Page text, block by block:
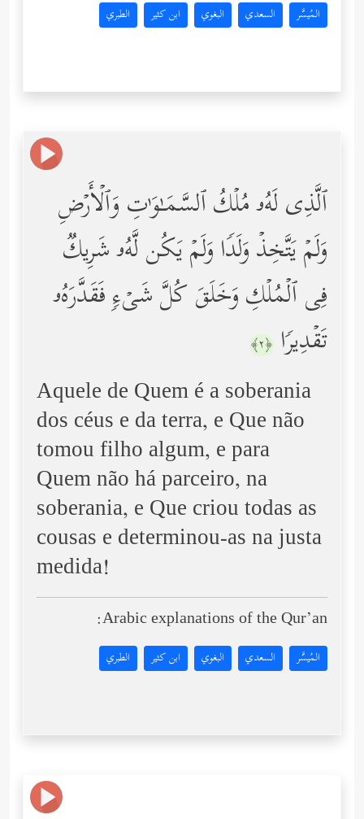
المُيسَّر السعدي البغوي ابن كثير الطبري
ٱلَّذِی لَهُۥ مُلۡكُ ٱلسَّمَـٰوَ ٰ⁠تِ وَٱلۡأَرۡضِ
وَلَمۡ یَتَّخِذۡ وَلَدࣰا وَلَمۡ یَكُن لَّهُۥ شَرِیكࣱ
فِی ٱلۡمُلۡكِ وَخَلَقَ كُلَّ شَیۡءࣲ فَقَدَّرَهُۥ
تَقۡدِیرࣰا ﴿٢﴾
Aquele de Quem é a soberania
dos céus e da terra, e Que não
tomou filho algum, e para
Quem não há parceiro, na
soberania, e Que criou todas as
cousas e determinou-as na justa
medida!
Arabic explanations of the Qur’an:
المُيسَّر السعدي البغوي ابن كثير الطبري